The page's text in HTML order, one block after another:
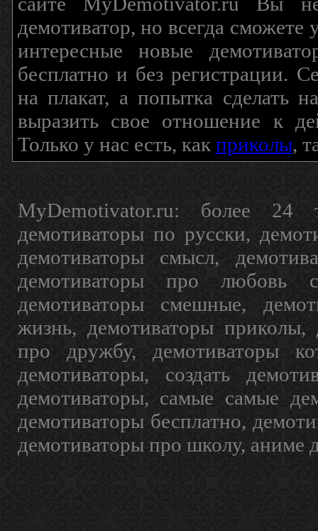
демотиватор, но всегда сможете
интересные новые
бесплатно и без регистрации.
на плакат, а попытка
выразить свое отношение к
Только у нас есть, как приколы,
MyDemotivator.ru: более 24
демотиваторы по русски,
демотиваторы смысл,
демотиваторы про любовь
демотиваторы смешные,
жизнь, демотиваторы приколы,
про дружбу, демотиваторы
демотиваторы, создать
демотиваторы, самые самые
демотиваторы бесплатно,
демотиваторы про школу, аниме